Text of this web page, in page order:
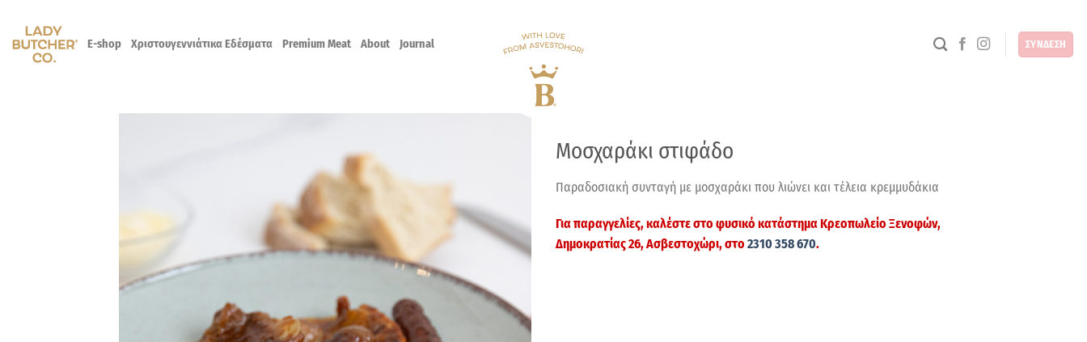
content
E-shop Χριστουγεννιάτικα Εδέσματα Premium Meat About Journal ΣΥΝΔΕΣΗ
Μοσχαράκι στιφάδο
Παραδοσιακή συνταγή με μοσχαράκι που λιώνει και τέλεια κρεμμυδάκια
Για παραγγελίες, καλέστε στο φυσικό κατάστημαΚρεοπωλείο Ξενοφών,
Δημοκρατίας 26, Ασβεστοχώρι, στο 2310 358 670.